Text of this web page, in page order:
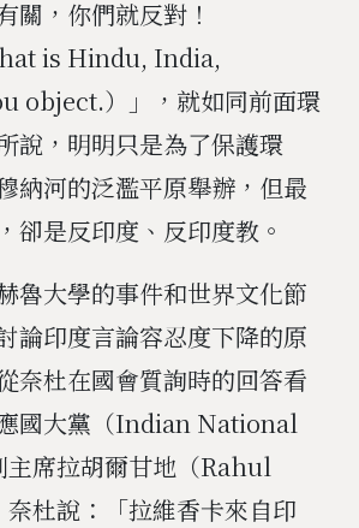
關，你們就反對！
is Hindu, India,
object.）」，就如同前面環
說，明明只是為了保護環
納河的泛濫平原舉辦，但最
卻是反印度、反印度教。
魯大學的事件和世界文化節
論印度言論容忍度下降的原
奈杜在國會質詢時的回答看
國大黨（Indian National
席拉胡爾甘地（Rahul
杜說：「拉維香卡來自印